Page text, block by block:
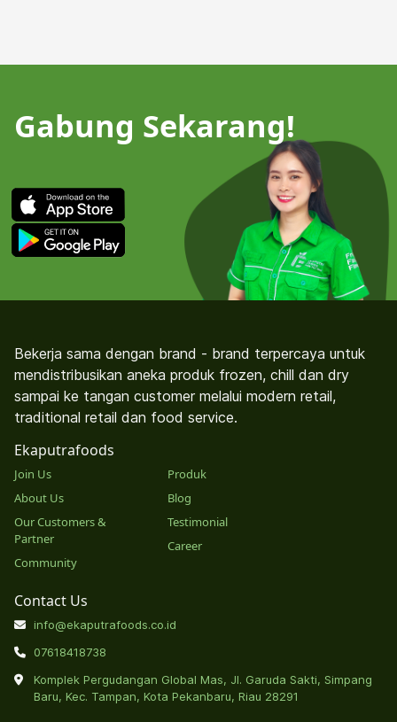
Gabung Sekarang!
Bekerja sama dengan brand - brand terpercaya untuk
mendistribusikan aneka produk frozen, chill dan dry
sampai ke tangan customer melalui modern retail,
traditional retail dan food service.
Ekaputrafoods
Join Us
About Us
Our Customers &
Partner
Community
Produk
Blog
Testimonial
Career
Contact Us
info@ekaputrafoods.co.id
07618418738
Komplek Pergudangan Global Mas, Jl. Garuda Sakti, Simpang
Baru, Kec. Tampan, Kota Pekanbaru, Riau 28291